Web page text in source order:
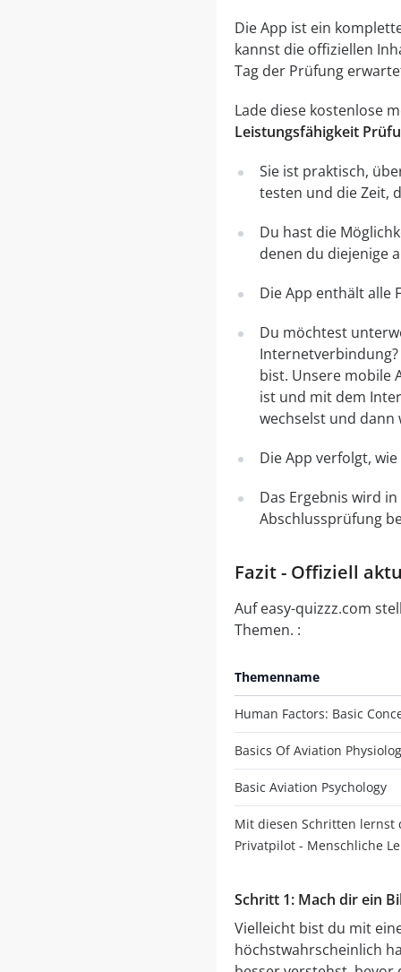
Die App ist ein
kannst die offiziellen
Tag der Prüfung
Lade diese kostenlose
Leistungsfähigkeit
Sie ist praktisch,
testen und die Zeit,
Du hast die
denen du diejenige
Die App enthält alle
Du möchtest
bist. Unsere mobile
ist und mit dem
wechselst und
Die App verfolgt,
Das Ergebnis wird
Abschlussprüfung
Fazit - Offiziell
Auf easy-quizzz.com
Themen. :
Themenname
Human Factors: Basic
Basics Of Aviation
Basic Aviation Psychology
Mit diesen Schritten lernst
Privatpilot - Menschliche
Schritt 1: Mach dir ein
Vielleicht bist du mit
höchstwahrscheinlich